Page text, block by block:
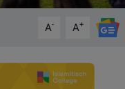
A- A+